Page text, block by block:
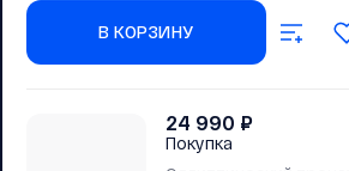
В КОРЗИНУ
24 990 ₽
Покупка